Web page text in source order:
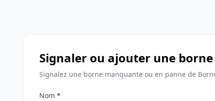
Signaler ou ajouter une
Signalez une borne manquante ou en panne de
Nom *